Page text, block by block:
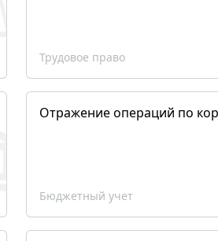
Трудовое право
Отражение операций по
Бюджетный учет